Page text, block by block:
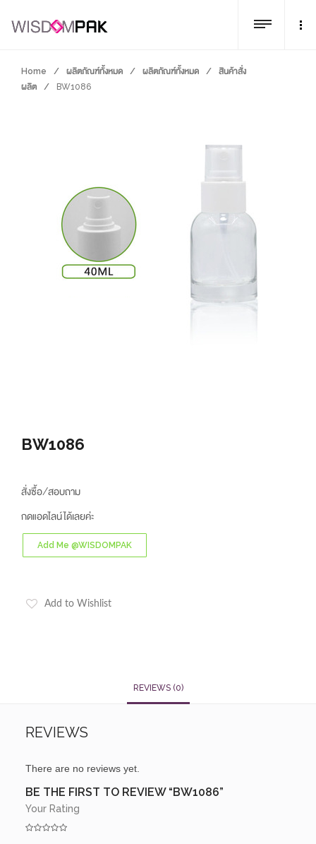
Home / ผลิตภัณฑ์ทั้งหมด / ผลิตภัณฑ์ทั้งหมด /
สินค้าสั่ง
ผลิต
/ BW1086
BW1086
สั่งซื้อ/สอบถาม
กดแอดไลน์ได้เลยค่ะ
Add Me @WISDOMPAK
Add to Wishlist
REVIEWS (0)
REVIEWS
There are no reviews yet.
BE THE FIRST TO REVIEW “BW1086”
Your Rating